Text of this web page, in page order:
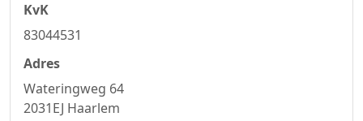
KvK
83044531
Adres
Wateringweg 64
2031EJ Haarlem